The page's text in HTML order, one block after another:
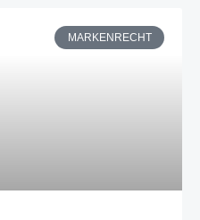
MARKENRECHT